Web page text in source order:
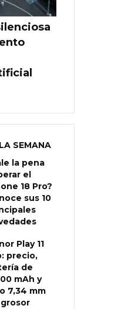
SEMANA
la pena
el
18 Pro?
sus 10
Play 11
precio,
de
mAh y
7,34 mm